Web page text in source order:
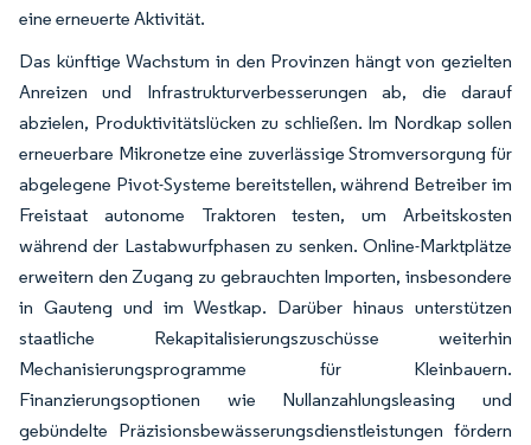
eine erneuerte Aktivität.
Das künftige Wachstum in den Provinzen hängt von gezielten
Anreizen und Infrastrukturverbesserungen ab, die darauf
abzielen, Produktivitätslücken zu schließen. Im Nordkap sollen
erneuerbare Mikronetze eine zuverlässige Stromversorgung für
abgelegene Pivot-Systeme bereitstellen, während Betreiber im
Freistaat autonome Traktoren testen, um Arbeitskosten
während der Lastabwurfphasen zu senken. Online-Marktplätze
erweitern den Zugang zu gebrauchten Importen, insbesondere
in Gauteng und im Westkap. Darüber hinaus unterstützen
staatliche Rekapitalisierungszuschüsse weiterhin
Mechanisierungsprogramme für Kleinbauern.
Finanzierungsoptionen wie Nullanzahlungsleasing und
gebündelte Präzisionsbewässerungsdienstleistungen fördern